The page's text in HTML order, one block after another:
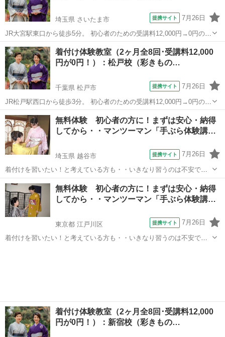
埼玉県 さいたま市 提携サイト 7月26日
JR大宮駅東口から徒歩5分。 初心者のための受講料12,000円→0円の着
付体験教室（2ヶ月全8回） 先着5名様に無料受講券プレゼント！ ＜募
集日程＞ ・2026年 9月25日（金） ・2026年10月14日（水） ・2...
埼玉 さいたま市 着付け
着付け体験教室（2ヶ月全8回･受講料12,000
円が0円！）：松戸校（彩きもの…
千葉県 松戸市 提携サイト 7月26日
JR松戸駅西口から徒歩3分。 初心者のための受講料12,000円→0円の着
付体験教室（2ヶ月全8回） 先着5名様に無料受講券プレゼント！ ＜募
集日程＞ ・2026年 9月24日（木） ・2026年10月14日（水） ・2...
千葉 松戸市 着付け
無料体験 初心者の方に！まずは安心・納得
してから・・マンツーマン「手ぶら体験講…
埼玉県 越谷市 提携サイト 7月26日
着付けを習いたい！と考えている方も・・いきなり習うのは不安です
よね！？ どんなお稽古？どんな先生？自分で出来るかしら！？ そこで
まずは・・お気軽に「マンツーマン体験」をご予約・ご受講下さい 自
分で綺麗に着たい！人にも着付...
埼玉 越谷市 着付け
無料体験 初心者の方に！まずは安心・納得
してから・・マンツーマン「手ぶら体験講…
東京都 江戸川区 提携サイト 7月26日
着付けを習いたい！と考えている方も・・いきなり習うのは不安です
着付け体験教室（2ヶ月全8回･受講料12,000
円が0円！）：新宿校（彩きもの…